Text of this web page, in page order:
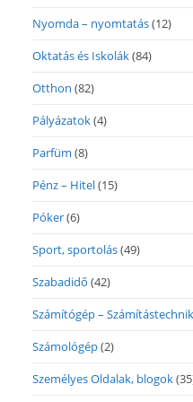
Nyomda – nyomtatás(12)
Oktatás és Iskolák(84)
Otthon (82)
Pályázatok(4)
Parfüm (8)
Pénz – Hitel(15)
Póker(6)
Sport, sportolás(49)
Szabadidő (42)
Számítógép –
Számológép(2)
Személyes Oldalak, blogok